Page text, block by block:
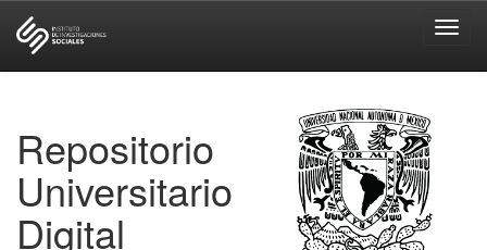
Repositorio
Universitario
Digital